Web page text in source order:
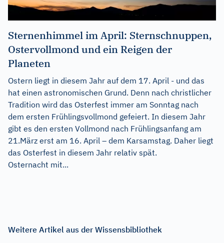
Sternenhimmel im April: Sternschnuppen,
Ostervollmond und ein Reigen der
Planeten
Ostern liegt in diesem Jahr auf dem 17. April - und das
hat einen astronomischen Grund. Denn nach christlicher
Tradition wird das Osterfest immer am Sonntag nach
dem ersten Frühlingsvollmond gefeiert. In diesem Jahr
gibt es den ersten Vollmond nach Frühlingsanfang am
21.März erst am 16. April – dem Karsamstag. Daher liegt
das Osterfest in diesem Jahr relativ spät.
Osternacht mit...
Weitere Artikel aus der Wissensbibliothek